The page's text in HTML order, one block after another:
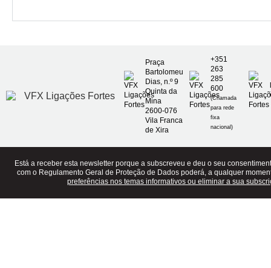
Praça
Bartolomeu
Dias, n.º 9
Quinta da
Mina
2600-076
Vila Franca
de Xira
+351
263
285
600
(Chamada
para rede
fixa
nacional)
Está a receber esta newsletter porque a subscreveu e deu o seu
com o Regulamento Geral de Proteção de Dados poderá, a qualquer
preferências nos temas informativos ou eliminar a sua